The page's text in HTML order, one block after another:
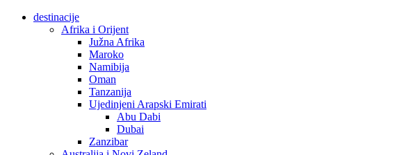
destinacije
Afrika i Orijent
Južna Afrika
Maroko
Namibija
Oman
Tanzanija
Ujedinjeni Arapski Emirati
Abu Dabi
Dubai
Zanzibar